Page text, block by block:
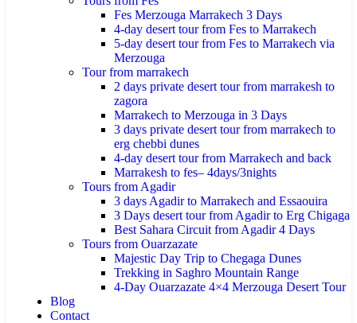
Fes Merzouga Marrakech 3 Days
4-day desert tour from Fes to Marrakech
5-day desert tour from Fes to Marrakech via
Merzouga
Tour from marrakech
2 days private desert tour from marrakesh to
zagora
Marrakech to Merzouga in 3 Days
3 days private desert tour from marrakech to
erg chebbi dunes
4-day desert tour from Marrakech and back
Marrakesh to fes– 4days/3nights
Tours from Agadir
3 days Agadir to Marrakech and Essaouira
3 Days desert tour from Agadir to Erg Chigaga
Best Sahara Circuit from Agadir 4 Days
Tours from Ouarzazate
Majestic Day Trip to Chegaga Dunes
Trekking in Saghro Mountain Range
4-Day Ouarzazate 4×4 Merzouga Desert Tour
Blog
Contact